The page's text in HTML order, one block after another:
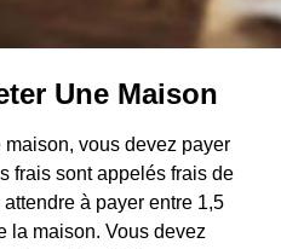
Une Maison
vous devez payer
frais sont appelés frais de
à payer entre 1,5
la maison. Vous devez